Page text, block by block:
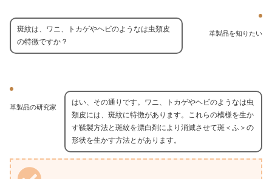
革製品を知りたい
斑紋は、ワニ、トカゲやヘビのようなは虫類皮
の特徴ですか？
革製品の研究家
はい、その通りです。ワニ、トカゲやヘビのようなは虫
類皮には、斑紋に特徴があります。これらの模様を生か
す鞣製方法と斑紋を漂白剤により消滅させて斑＜ふ＞の
形状を生かす方法とがあります。